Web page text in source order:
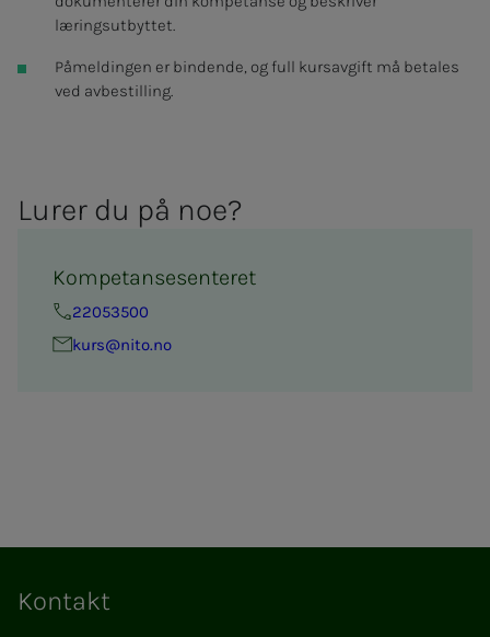
læringsutbyttet.
Påmeldingen er bindende, og full kursavgift må betales
ved avbestilling.
Lu­­­rer du på noe?
Kompetansesenteret
22053500
kurs@nito.no
Kontakt